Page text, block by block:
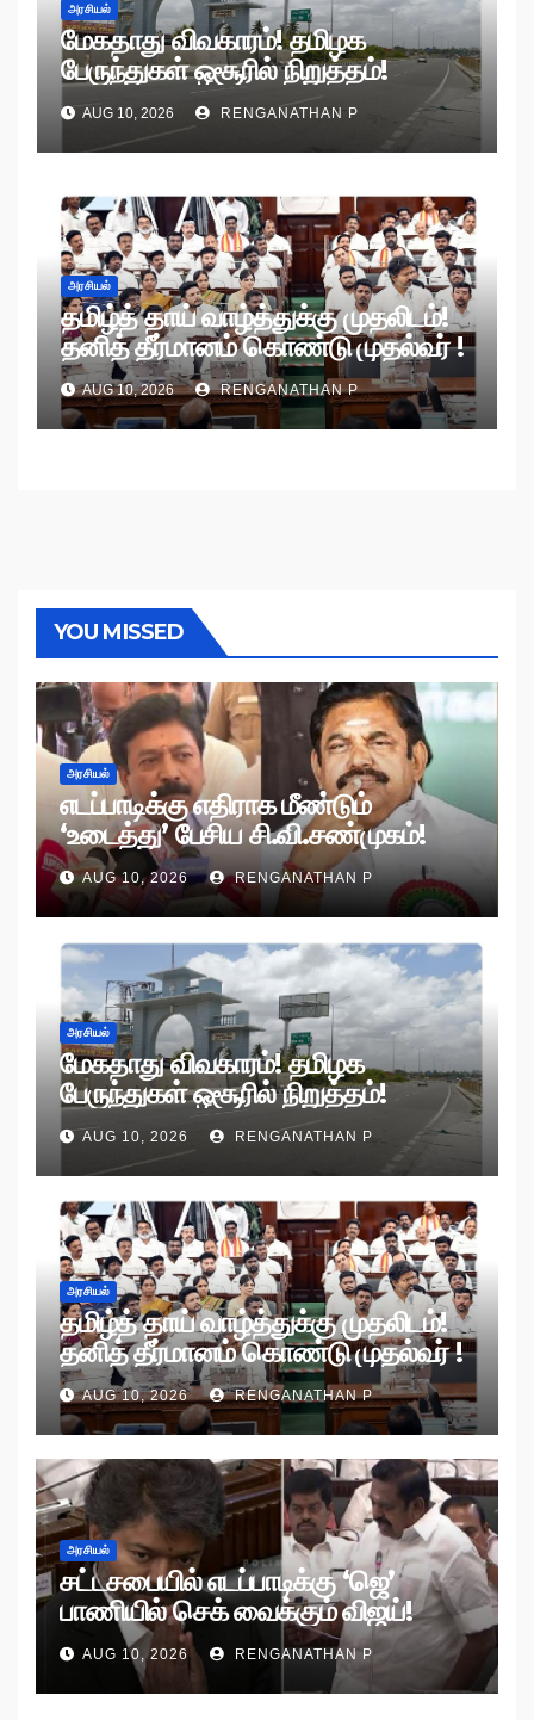
அரசியல்
மேகதாது விவகாரம்! தமிழக
பேருந்துகள் ஒசூரில் நிறுத்தம்!
AUG 10, 2026 RENGANATHAN P
அரசியல்
தமிழ்த் தாய் வாழ்த்துக்கு முதலிடம்!
தனித் தீர்மானம் கொண்டு முதல்வர் !
AUG 10, 2026 RENGANATHAN P
YOU MISSED
அரசியல்
எடப்பாடிக்கு எதிராக மீண்டும்
‘உடைத்து’ பேசிய சி.வி.சண்முகம்!
AUG 10, 2026 RENGANATHAN P
அரசியல்
மேகதாது விவகாரம்! தமிழக
பேருந்துகள் ஒசூரில் நிறுத்தம்!
AUG 10, 2026 RENGANATHAN P
அரசியல்
தமிழ்த் தாய் வாழ்த்துக்கு முதலிடம்!
தனித் தீர்மானம் கொண்டு முதல்வர் !
AUG 10, 2026 RENGANATHAN P
அரசியல்
சட்டசபையில் எடப்பாடிக்கு ‘ஜெ’
பாணியில் செக் வைக்கும் விஜய்!
AUG 10, 2026 RENGANATHAN P